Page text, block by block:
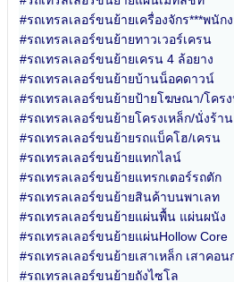
#รถเทรลเลอร์ขนย้ายเครื่องจักร***พ
#รถเทรลเลอร์ขนย้ายทาวเวอร์เครน
#รถเทรลเลอร์ขนย้ายเครน 4 ล้อยาง
#รถเทรลเลอร์ขนย้ายบ้านน็อคดาวน์
#รถเทรลเลอร์ขนย้ายป้ายโฆษณา/โคร
#รถเทรลเลอร์ขนย้ายโครงเหล็ก/นั่งร้าน
#รถเทรลเลอร์ขนย้ายรถแบ็คโฮ/เครน
#รถเทรลเลอร์ขนย้ายแทกไลน์
#รถเทรลเลอร์ขนย้ายแทรกเตอร์รถตัก
#รถเทรลเลอร์ขนย้ายสินค้าบนพาเลท
#รถเทรลเลอร์ขนย้ายแผ่นพื้น แผ่นผนัง
#รถเทรลเลอร์ขนย้ายแผ่นHollow Core
#รถเทรลเลอร์ขนย้ายเสาเหล็ก เสาคอน
#รถเทรลเลอร์ขนย้ายถังไซโล